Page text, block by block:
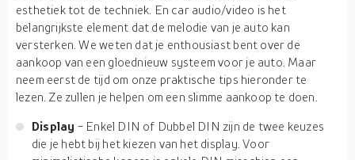
esthetiek tot de techniek. En car audio/video is het
belangrijkste element dat de melodie van je auto kan
versterken. We weten dat je enthousiast bent over de
aankoop van een gloednieuw systeem voor je auto. Maar
neem eerst de tijd om onze praktische tips hieronder te
lezen. Ze zullen je helpen om een slimme aankoop te doen.
Display - Enkel DIN of Dubbel DIN zijn de twee keuzes
die je hebt bij het kiezen van het display. Voor